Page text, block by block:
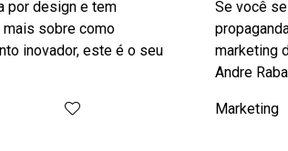
por design e tem
sobre como
inovador, este é o seu
Se você
marketing
Andre
Marketing